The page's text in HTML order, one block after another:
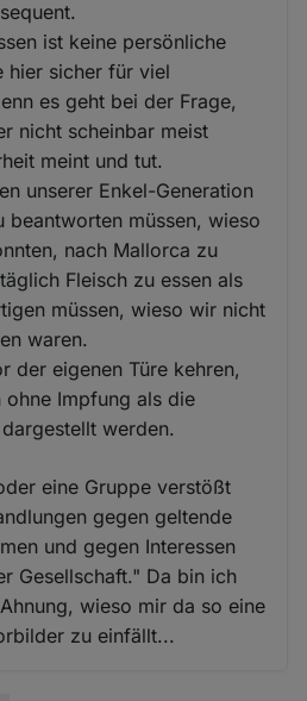
ist keine persönliche
hier sicher für viel
es geht bei der Frage,
nicht scheinbar meist
meint und tut.
unserer Enkel-Generation
beantworten müssen, wieso
nach Mallorca zu
Fleisch zu essen als
müssen, wieso wir nicht
waren.
der eigenen Türe kehren,
Impfung als die
werden.
eine Gruppe verstößt
gegen geltende
und gegen Interessen
Gesellschaft." Da bin ich
wieso mir da so eine
zu einfällt...